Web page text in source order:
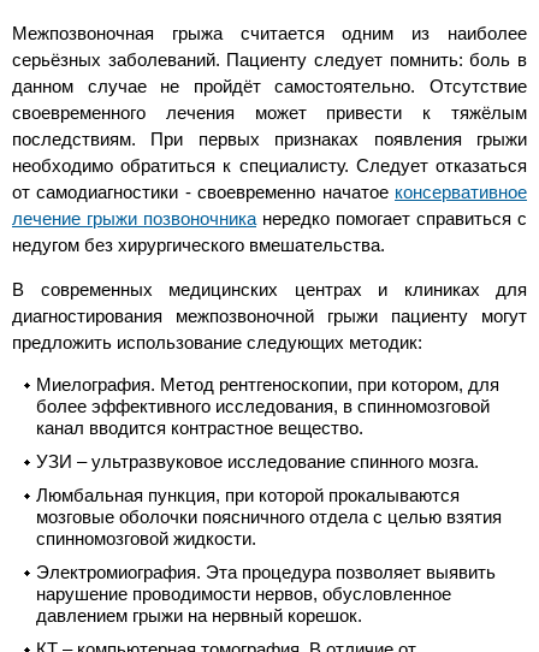
Межпозвоночная грыжа считается одним из наиболее
серьёзных заболеваний. Пациенту следует помнить: боль в
данном случае не пройдёт самостоятельно. Отсутствие
своевременного лечения может привести к тяжёлым
последствиям. При первых признаках появления грыжи
необходимо обратиться к специалисту. Следует отказаться
от самодиагностики - своевременно начатое консервативное
лечение грыжи позвоночника нередко помогает справиться с
недугом без хирургического вмешательства.
В современных медицинских центрах и клиниках для
диагностирования межпозвоночной грыжи пациенту могут
предложить использование следующих методик:
Миелография. Метод рентгеноскопии, при котором, для
более эффективного исследования, в спинномозговой
канал вводится контрастное вещество.
УЗИ – ультразвуковое исследование спинного мозга.
Люмбальная пункция, при которой прокалываются
мозговые оболочки поясничного отдела с целью взятия
спинномозговой жидкости.
Электромиография. Эта процедура позволяет выявить
нарушение проводимости нервов, обусловленное
давлением грыжи на нервный корешок.